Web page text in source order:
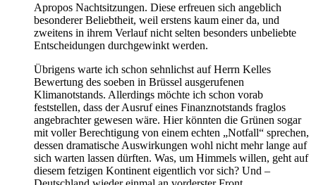
Apropos Nachtsitzungen. Diese erfreuen sich angeblich
besonderer Beliebtheit, weil erstens kaum einer da, und
zweitens in ihrem Verlauf nicht selten besonders unbeliebte
Entscheidungen durchgewinkt werden.
Übrigens warte ich schon sehnlichst auf Herrn Kelles
Bewertung des soeben in Brüssel ausgerufenen
Klimanotstands. Allerdings möchte ich schon vorab
feststellen, dass der Ausruf eines Finanznotstands fraglos
angebrachter gewesen wäre. Hier könnten die Grünen sogar
mit voller Berechtigung von einem echten „Notfall“ sprechen,
dessen dramatische Auswirkungen wohl nicht mehr lange auf
sich warten lassen dürften. Was, um Himmels willen, geht auf
diesem fetzigen Kontinent eigentlich vor sich? Und –